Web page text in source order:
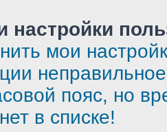
настройки
мои
пояс, но
в списке!